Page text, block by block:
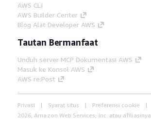
AWS CLI
AWS Builder Center
Blog Alat Developer AWS
Tautan Bermanfaat
Unduh server MCP Dokumentasi AWS
Masuk ke Konsol AWS
AWS re:Post
Privasi Syarat situs Preferensi cookie
2026, Amazon Web Services, Inc. atau afiliasinya.